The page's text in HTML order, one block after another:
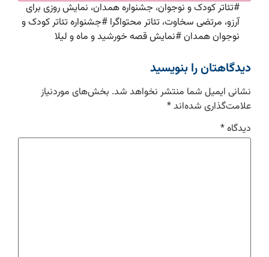
#تئاتر کودک و نوجوان، جشنواره همدان، نمایش روزی برای
آرزو، مرتضی سخاوت، تئاتر محتواگرا #جشنواره تئاتر کودک و
نوجوان همدان#نمایش قصه خورشید و ماه و لیلا
دیدگاهتان را بنویسید
نشانی ایمیل شما منتشر نخواهد شد. بخش‌های موردنیاز
علامت‌گذاری شده‌اند*
دیدگاه*